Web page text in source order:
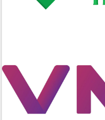
Thứ trưởng Bộ Y tế làm việc với tỉnh
Tập huấn ứng dụng trí tuệ nhân tạo (AI)
trong thương mại điện tử năm 2026
Đoàn đại biểu Quốc hội tỉnh Đắk Lắk
trao đổi thông tin trước Kỳ họp thứ
nhất, Quốc hội khóa XVI